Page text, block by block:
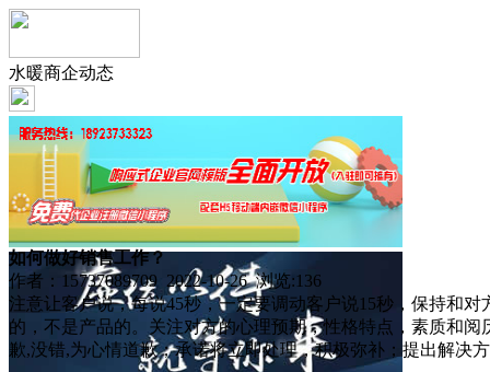
水暖商企动态
如何做好销售工作？
作者：15737089709 2022-10-26 浏览:136
注意让客户说，每说45秒，一定要调动客户说15秒，保持和
的，不是产品的。关注对方的心理预期，性格特点，素质和
歉,没错,为心情道歉；承诺将立即处理，积极弥补；提出解决